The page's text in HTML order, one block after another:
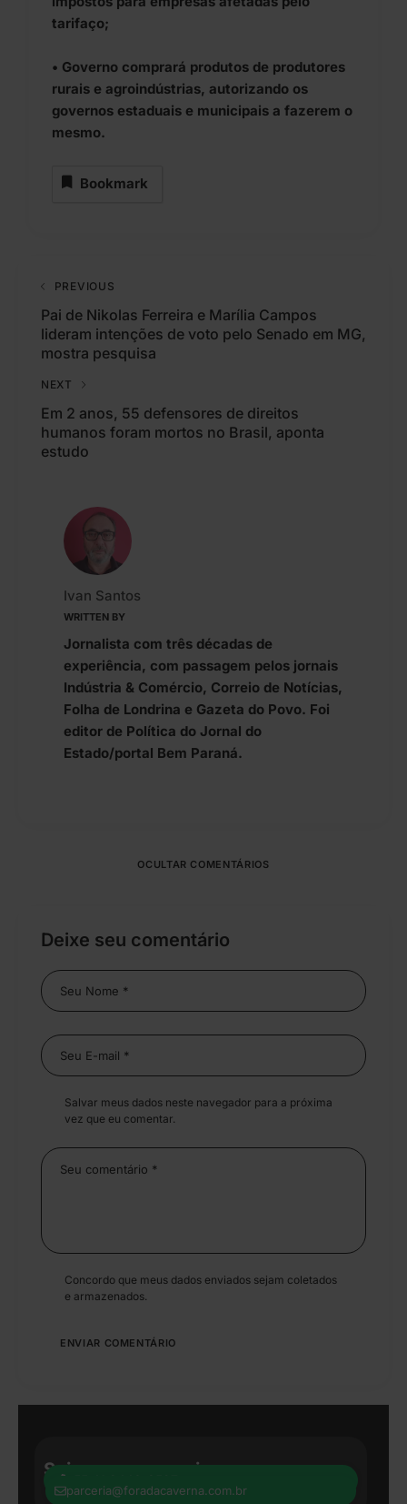
tarifaço;
• Governo comprará produtos de produtores
rurais e agroindústrias, autorizando os
governos estaduais e municipais a fazerem o
mesmo.
Bookmark
PREVIOUS
Pai de Nikolas Ferreira e Marília Campos
lideram intenções de voto pelo Senado em MG,
mostra pesquisa
NEXT
Em 2 anos, 55 defensores de direitos
humanos foram mortos no Brasil, aponta
estudo
WRITTEN BY
Ivan Santos
Jornalista com três décadas de
experiência, com passagem pelos jornais
Indústria & Comércio, Correio de Notícias,
Folha de Londrina e Gazeta do Povo. Foi
editor de Política do Jornal do
Estado/portal Bem Paraná.
OCULTAR COMENTÁRIOS
Deixe seu comentário
Salvar meus dados neste navegador para a próxima
vez que eu comentar.
Concordo que meus dados enviados sejam coletados
e armazenados.
Seja nosso parceiro:
parceria@foradacaverna.com.br